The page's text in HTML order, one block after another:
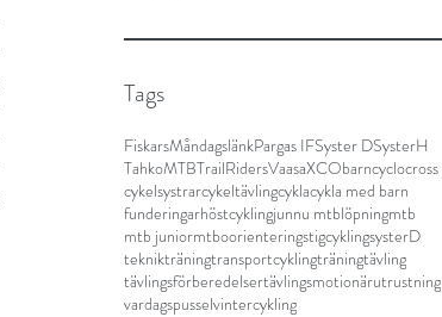
Tags
FiskarsMåndagslänkPargas IFSyster DSysterH
TahkoMTBTrailRidersVaasaXCObarncyclocross
cykelsystrarcykeltävlingcyklacykla med barn
funderingarhöstcyklingjunnu mtblöpningmtb
mtb juniormtboorienteringstigcyklingsysterD
teknikträningtransportcyklingträningtävling
tävlingsförberedelsertävlingsmotionärutrustning
vardagspusselvintercykling